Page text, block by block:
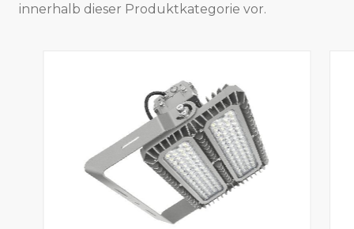
innerhalb dieser Produktkategorie vor.